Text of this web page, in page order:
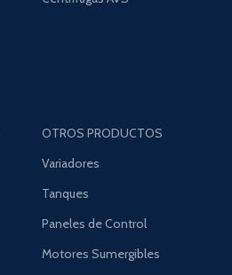
OTROS PRODUCTOS
Variadores
Tanques
Paneles de Control
Motores Sumergibles